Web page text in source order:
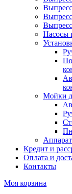
Насосы
Мойки
Кредит и
Оплата и
Контакты
Моя корзина